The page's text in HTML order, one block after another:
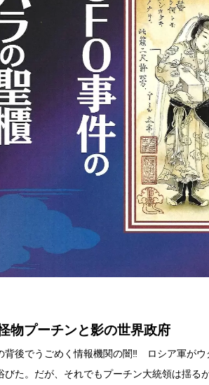
プーチンと影の世界政府
背後でうごめく情報機関の闇‼ ロシア軍が
びた。だが、それでもプーチン大統領は揺